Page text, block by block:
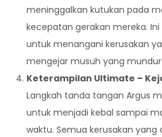
meninggalkan kutukan pada
kecepatan gerakan mereka.
untuk menangani kerusakan
mengejar musuh yang
Keterampilan Ultimate –
Langkah tanda tangan Argus
untuk menjadi kebal sampai
waktu. Semua kerusakan